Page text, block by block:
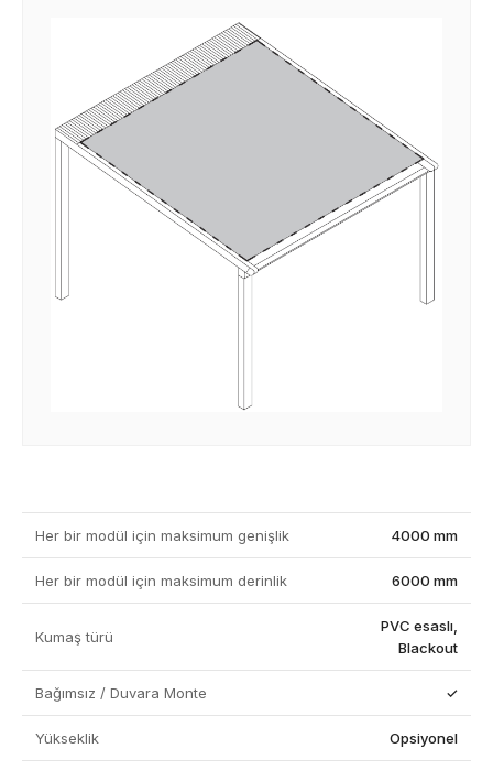
Her bir modül için maksimum genişlik 4000 mm
Her bir modül için maksimum derinlik 6000 mm
Kumaş türü
PVC esaslı,
Blackout
Bağımsız / Duvara Monte ✓
Yükseklik Opsiyonel